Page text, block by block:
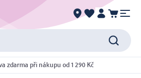
zdarma při nákupu od 1 290 Kč